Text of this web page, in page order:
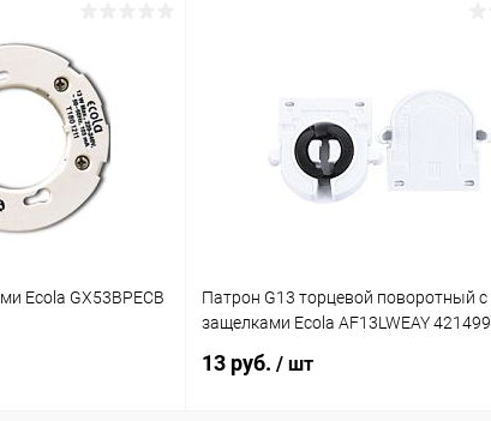
Ecola GX53BPECB
Патрон G13 торцевой поворотный с
защелками Ecola AF13LWEAY 421499
13 руб. / шт